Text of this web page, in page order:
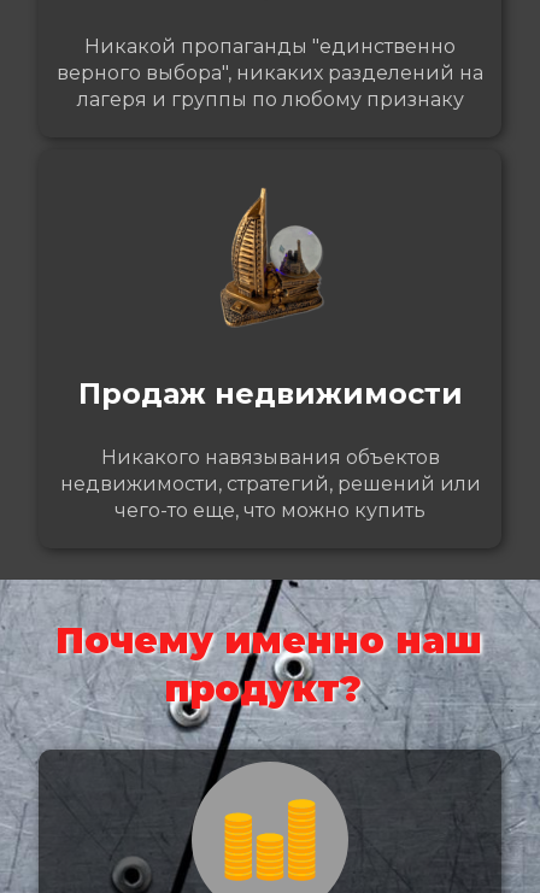
Никакой пропаганды "единственно
верного выбора", никаких разделений на
лагеря и группы по любому признаку
Продаж недвижимости
Никакого навязывания объектов
недвижимости, стратегий, решений или
чего-то еще, что можно купить
Почему именно наш
продукт?